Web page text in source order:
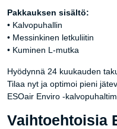
Pakkauksen sisältö:
• Kalvopuhallin
• Messinkinen letkuliitin
• Kuminen L-mutka
Hyödynnä 24 kuukauden
Tilaa nyt ja optimoi pieni
ESOair Enviro -
Vaihtoehtoisia